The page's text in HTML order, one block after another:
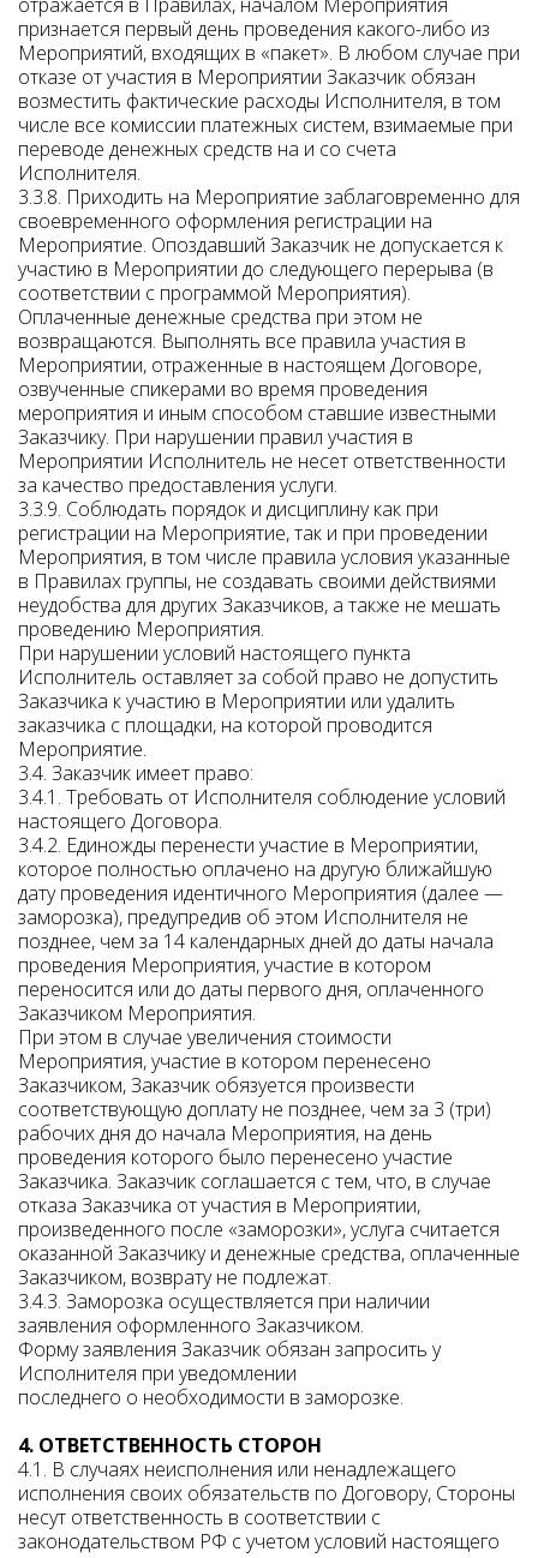
признается первый день проведения какого-либо из
Мероприятий, входящих в «пакет». В любом случае при
отказе от участия в Мероприятии Заказчик обязан
возместить фактические расходы Исполнителя, в том
числе все комиссии платежных систем, взимаемые при
переводе денежных средств на и со счета
Исполнителя.
3.3.8. Приходить на Мероприятие заблаговременно для
своевременного оформления регистрации на
Мероприятие. Опоздавший Заказчик не допускается к
участию в Мероприятии до следующего перерыва (в
соответствии с программой Мероприятия).
Оплаченные денежные средства при этом не
возвращаются. Выполнять все правила участия в
Мероприятии, отраженные в настоящем Договоре,
озвученные спикерами во время проведения
мероприятия и иным способом ставшие известными
Заказчику. При нарушении правил участия в
Мероприятии Исполнитель не несет ответственности
за качество предоставления услуги.
3.3.9. Соблюдать порядок и дисциплину как при
регистрации на Мероприятие, так и при проведении
Мероприятия, в том числе правила условия указанные
в Правилах группы, не создавать своими действиями
неудобства для других Заказчиков, а также не мешать
проведению Мероприятия.
При нарушении условий настоящего пункта
Исполнитель оставляет за собой право не допустить
Заказчика к участию в Мероприятии или удалить
заказчика с площадки, на которой проводится
Мероприятие.
3.4. Заказчик имеет право:
3.4.1. Требовать от Исполнителя соблюдение условий
настоящего Договора.
3.4.2. Единожды перенести участие в Мероприятии,
которое полностью оплачено на другую ближайшую
дату проведения идентичного Мероприятия (далее —
заморозка), предупредив об этом Исполнителя не
позднее, чем за 14 календарных дней до даты начала
проведения Мероприятия, участие в котором
переносится или до даты первого дня, оплаченного
Заказчиком Мероприятия.
При этом в случае увеличения стоимости
Мероприятия, участие в котором перенесено
Заказчиком, Заказчик обязуется произвести
соответствующую доплату не позднее, чем за 3 (три)
рабочих дня до начала Мероприятия, на день
проведения которого было перенесено участие
Заказчика. Заказчик соглашается с тем, что, в случае
отказа Заказчика от участия в Мероприятии,
произведенного после «заморозки», услуга считается
оказанной Заказчику и денежные средства, оплаченные
Заказчиком, возврату не подлежат.
3.4.3. Заморозка осуществляется при наличии
заявления оформленного Заказчиком.
Форму заявления Заказчик обязан запросить у
Исполнителя при уведомлении
последнего о необходимости в заморозке.
4. ОТВЕТСТВЕННОСТЬ СТОРОН
4.1. В случаях неисполнения или ненадлежащего
исполнения своих обязательств по Договору, Стороны
несут ответственность в соответствии с
законодательством РФ с учетом условий настоящего